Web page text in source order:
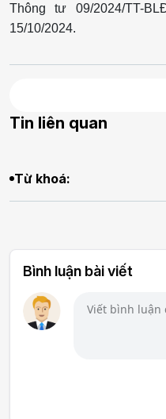
Thông tư 09/2024/TT-
15/10/2024.
Tin liên quan
Từ khoá:
Bình luận bài viết